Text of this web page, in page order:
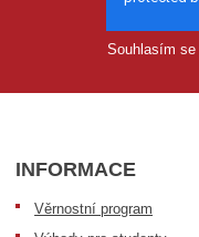
Souhlasím se
INFORMACE
Věrnostní program